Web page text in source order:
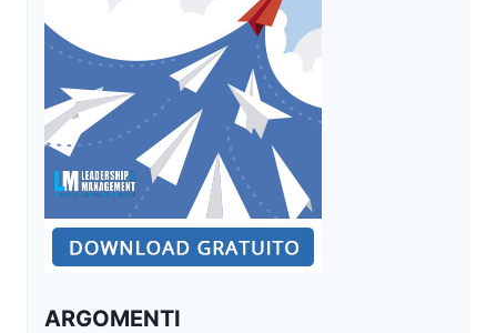
ARGOMENTI